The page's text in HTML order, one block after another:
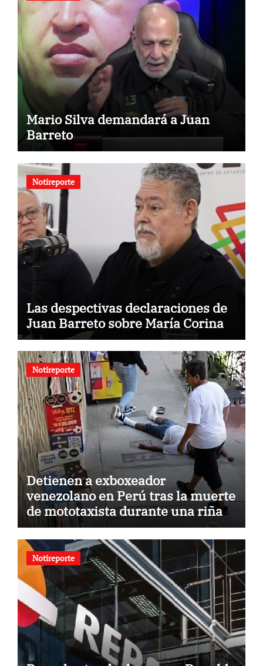
Mario Silva demandará a Juan
Barreto
Notireporte
Las despectivas declaraciones de
Juan Barreto sobre María Corina
Notireporte
Detienen a exboxeador
venezolano en Perú tras la muerte
de mototaxista durante una riña
Notireporte